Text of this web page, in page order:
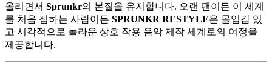
올리면서 Sprunkr의 본질을 유지합니다. 오랜 팬이든 이 세계
를 처음 접하는 사람이든 SPRUNKR RESTYLE은 몰입감 있
고 시각적으로 놀라운 상호 작용 음악 제작 세계로의 여정을
제공합니다.